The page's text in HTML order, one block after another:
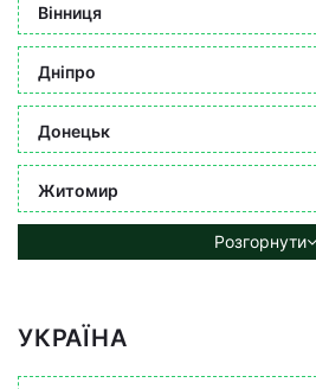
Вінниця
Дніпро
Донецьк
Житомир
Розгорнути
УКРАЇНА